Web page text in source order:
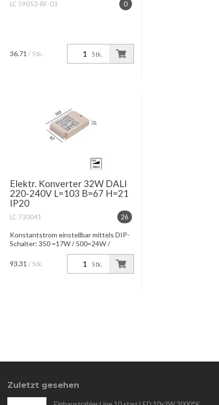
0
LC 59053-RF-03
Stk.
36.71 / Stk.
Elektr. Konverter 32W DALI
220-240V L=103 B=67 H=21
IP20
26
LC 730041
Konstantstrom einstellbar mittels DIP-
Schalter: 350 =17W / 500=24W /
550=25W / 700mA=32W
Konstantspannung bei 24V 900mA
=20W IP20, Dimmung DALI-Interface
Stk.
93.31 / Stk.
Zuletzt gesehen